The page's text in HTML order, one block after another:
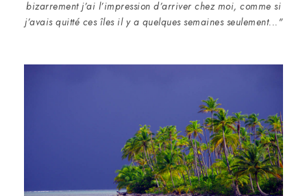
bizarrement j’ai l’impression d’arriver chez moi, comme si
j’avais quitté ces îles il y a quelques semaines seulement..."